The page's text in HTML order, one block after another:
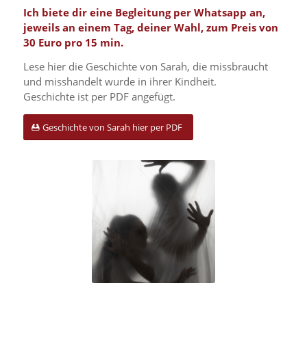
Ich biete dir eine Begleitung per Whatsapp an,
jeweils an einem Tag, deiner Wahl, zum Preis von
30 Euro pro 15 min.
Lese hier die Geschichte von Sarah, die missbraucht
und misshandelt wurde in ihrer Kindheit.
Geschichte ist per PDF angefügt.
Geschichte von Sarah hier per PDF